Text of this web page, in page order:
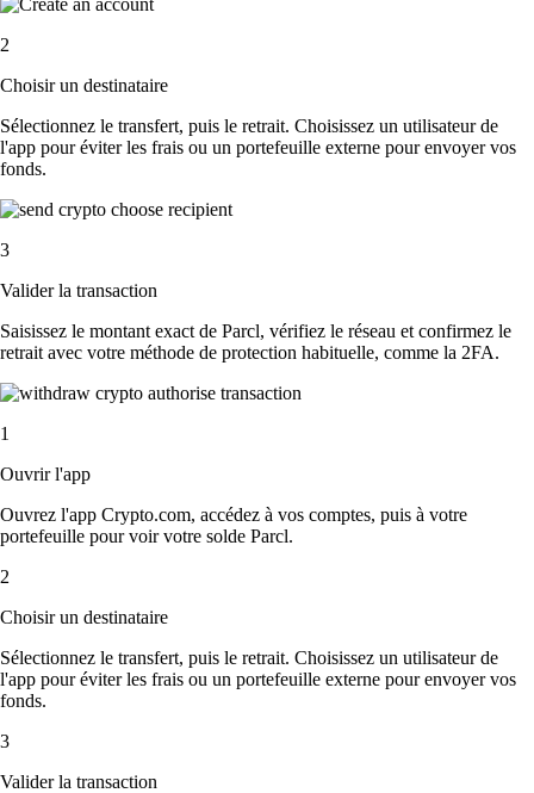
2
Choisir un destinataire
Sélectionnez le transfert, puis le retrait. Choisissez un utilisateur de
l'app pour éviter les frais ou un portefeuille externe pour envoyer vos
fonds.
3
Valider la transaction
Saisissez le montant exact de Parcl, vérifiez le réseau et confirmez le
retrait avec votre méthode de protection habituelle, comme la 2FA.
1
Ouvrir l'app
Ouvrez l'app Crypto.com, accédez à vos comptes, puis à votre
portefeuille pour voir votre solde Parcl.
2
Choisir un destinataire
Sélectionnez le transfert, puis le retrait. Choisissez un utilisateur de
l'app pour éviter les frais ou un portefeuille externe pour envoyer vos
fonds.
3
Valider la transaction